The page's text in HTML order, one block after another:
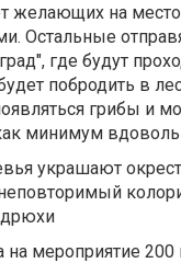
желающих на место
Остальные
где будут
побродить в
грибы и
минимум
украшают
на мероприятие 200